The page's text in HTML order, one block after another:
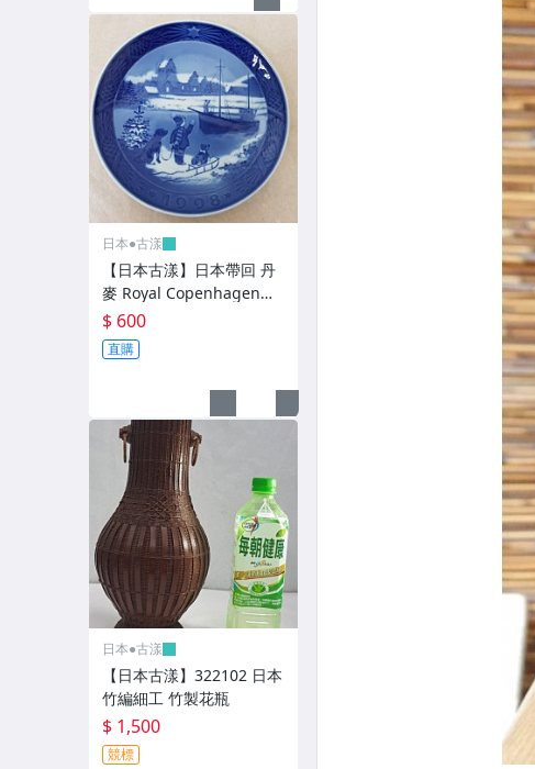
。CD唱片-日韓音樂。
。CD唱片-古典音樂。
。飾品-項鍊。
。日本暖爐。－煤油暖爐
其它
日本●古漾
【日本古漾】日本帶回 丹
麥 Royal Copenhagen皇
家哥本哈根 1998年度手繪
盤
$ 600
直購
日本●古漾
【日本古漾】322102 日本
竹編細工 竹製花瓶
$ 1,500
競標